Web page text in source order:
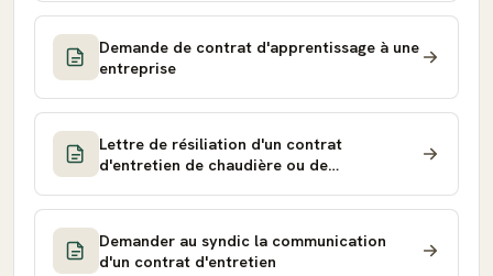
Demande de contrat d'apprentissage à une
entreprise
Lettre de résiliation d'un contrat
d'entretien de chaudière ou de
Demander au syndic la communication
d'un contrat d'entretien